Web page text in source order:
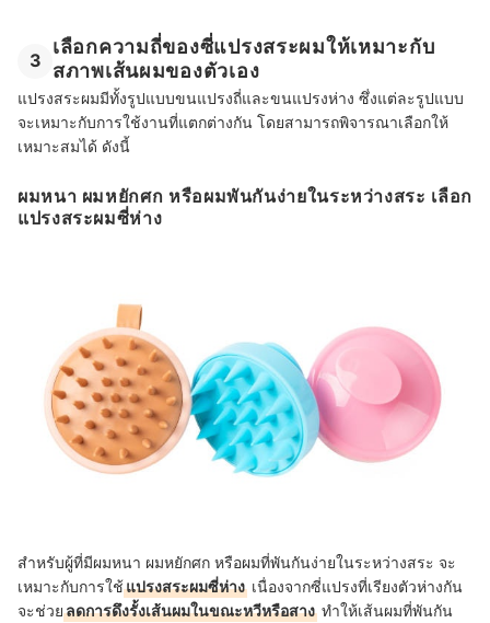
3
เลือกความถี่ของซี่แปรงสระผมให้เหมาะกับ
สภาพเส้นผมของตัวเอง
แปรงสระผมมีทั้งรูปแบบขนแปรงถี่และขนแปรงห่าง ซึ่งแต่ละรูปแบบ
จะเหมาะกับการใช้งานที่แตกต่างกัน โดยสามารถพิจารณาเลือกให้
เหมาะสมได้ ดังนี้
ผมหนา ผมหยักศก หรือผมพันกันง่ายในระหว่างสระ เลือก
แปรงสระผมซี่ห่าง
สำหรับผู้ที่มีผมหนา ผมหยักศก หรือผมที่พันกันง่ายในระหว่างสระ จะ
เหมาะกับการใช้แปรงสระผมซี่ห่าง เนื่องจากซี่แปรงที่เรียงตัวห่างกัน
จะช่วยลดการดึงรั้งเส้นผมในขณะหวีหรือสาง ทำให้เส้นผมที่พันกัน